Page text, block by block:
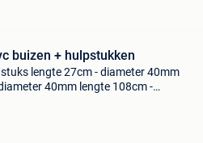
buizen + hulpstukken
lengte 27cm - diameter 40mm
40mm lengte 108cm -